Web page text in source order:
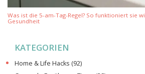
Was ist die 5-am-Tag-Regel? So funktioniert sie
Gesundheit
KATEGORIEN
Home & Life Hacks (92)